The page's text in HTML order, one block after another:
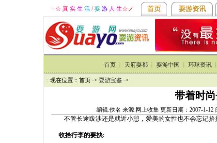
╰☆ 真 实 生 活 /耍 游人 生☆ ノ 首页 耍游资讯
首页 ┊ 天府耍都 ┊ 耍游中国 ┊ 环球资讯
： 现在位置：首页 -> 耍游宝鉴 ->
带着时
编辑:佚名 来源:网上收集 更新日期：2007-1-12
不管长途跋涉还是就近小憩，爱美的女性也不会忘记拾
收拾行李的要抉: